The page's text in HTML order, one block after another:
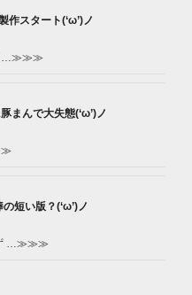
作スタート(‘ω’)ノ
…≫≫≫
まんで大失態(‘ω’)ノ
短い版？(‘ω’)ノ
…≫≫≫